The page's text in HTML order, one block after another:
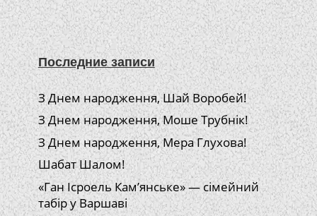
Последние записи
З Днем народження, Шай Воробей!
З Днем народження, Моше Трубнік!
З Днем народження, Мера Глухова!
Шабат Шалом!
«Ган Ісроель Кам’янське» — сімейний
табір у Варшаві